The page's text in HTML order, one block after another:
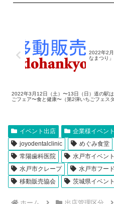
2022年2
なまつり」
2022年3月12日（土）〜13日（日）道の駅
ごフェア〜食と健康〜（第2弾いちごフェスタ
イベント出店 企業様イベント
joyodentalclinic
めぐみ食堂
常陽歯科医院
水戸市イベント
水戸市クレープ
水戸市フー
移動販売協会
茨城県イベント